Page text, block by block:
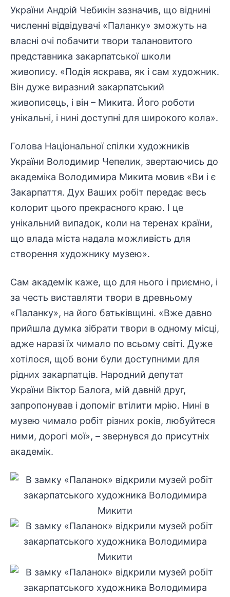
України Андрій Чебикін зазначив, що віднині
численні відвідувачі «Паланку» зможуть на
власні очі побачити твори талановитого
представника закарпатської школи
живопису. «Подія яскрава, як і сам художник.
Він дуже виразний закарпатський
живописець, і він – Микита. Його роботи
унікальні, і нині доступні для широкого кола».
Голова Національної спілки художників
України Володимир Чепелик, звертаючись до
академіка Володимира Микита мовив «Ви і є
Закарпаття. Дух Ваших робіт передає весь
колорит цього прекрасного краю. І це
унікальний випадок, коли на теренах країни,
що влада міста надала можливість для
створення художнику музею».
Сам академік каже, що для нього і приємно, і
за честь виставляти твори в древньому
«Паланку», на його батьківщині. «Вже давно
прийшла думка зібрати твори в одному місці,
адже наразі їх чимало по всьому світі. Дуже
хотілося, щоб вони були доступними для
рідних закарпатців. Народний депутат
України Віктор Балога, мій давній друг,
запропонував і допоміг втілити мрію. Нині в
музею чимало робіт різних років, любуйтеся
ними, дорогі мої», – звернувся до присутніх
академік.